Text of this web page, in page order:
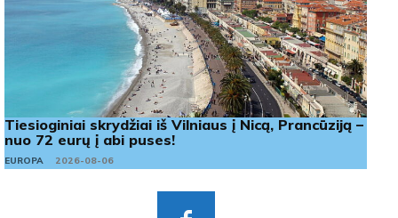
Tiesioginiai skrydžiai iš Vilniaus į Nicą, Prancūziją –
nuo 72 eurų į abi puses!
EUROPA 2026-08-06